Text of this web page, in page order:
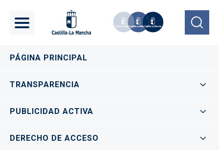
Navegación principal
PÁGINA PRINCIPAL
TRANSPARENCIA
PUBLICIDAD ACTIVA
DERECHO DE ACCESO